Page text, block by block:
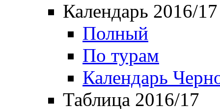
Календарь 2016/17
Полный
По турам
Календарь
Таблица 2016/17